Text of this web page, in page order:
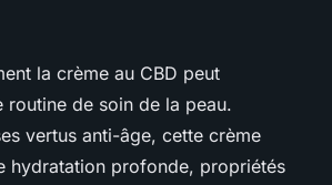
: une solution
une peau plus
la crème au CBD peut
de soin de la peau.
vertus anti-âge, cette crème
hydratation profonde, propriétés